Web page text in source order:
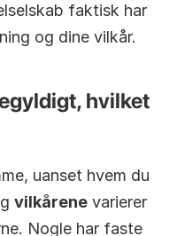
faktisk har
og dine vilkår.
hvilket
uanset hvem du
vilkårene varierer
Nogle har faste